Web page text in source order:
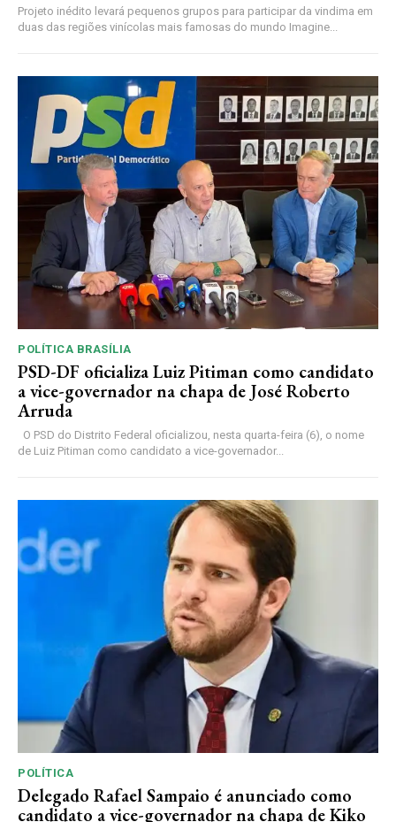
Projeto inédito levará pequenos grupos para participar da vindima em
duas das regiões vinícolas mais famosas do mundo Imagine...
POLÍTICA BRASÍLIA
PSD-DF oficializa Luiz Pitiman como candidato
a vice-governador na chapa de José Roberto
Arruda
de Luiz Pitiman como candidato a vice-governador...
POLÍTICA
Delegado Rafael Sampaio é anunciado como
candidato a vice-governador na chapa de Kiko